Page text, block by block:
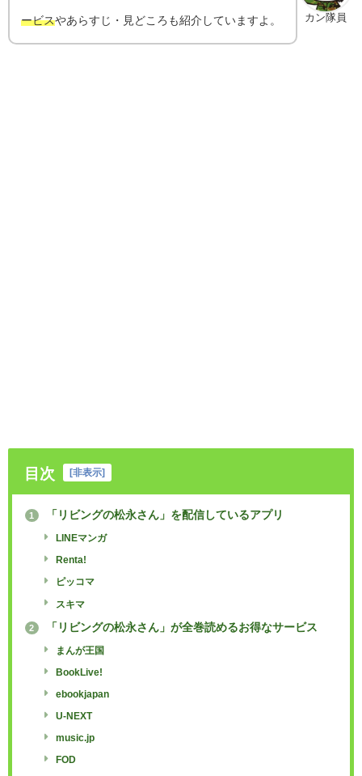
カン隊員
ービスやあらすじ・見どころも紹介していますよ。
目次 [非表示]
1 「リビングの松永さん」を配信しているアプリ
LINEマンガ
Renta!
ピッコマ
スキマ
2 「リビングの松永さん」が全巻読めるお得なサービス
まんが王国
BookLive!
ebookjapan
U-NEXT
music.jp
FOD